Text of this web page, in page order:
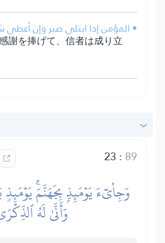
• المؤمن إذا ابتلي صبر وإن أعطي
謝を捧げて、信者は成り立
23 : 89
وَجِاْيٓءَ يَوۡمَئِذِۭ بِجَهَنَّمَۚ
وَأَنَّىٰ لَهُ